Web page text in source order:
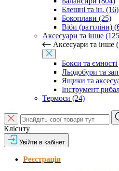
Блешні та ін. (16)
Бокоплави (25)
Віби (раттліни)
Аксесуари та інше
Аксесуари та інше
Бокси та
Льодобури та
Ящики та
Інструмент
Термоси (24)
Клієнту
Увійти в кабінет
Реєстрація